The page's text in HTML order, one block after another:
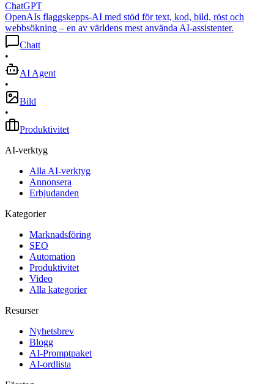
ChatGPT
OpenAIs flaggskepps-AI med stöd för text, kod, bild, röst och
webbsökning – en av världens mest använda AI-assistenter.
Chatt
•
AI Agent
•
Bild
•
Produktivitet
AI-verktyg
Alla AI-verktyg
Annonsera
Erbjudanden
Kategorier
Marknadsföring
SEO
Automation
Produktivitet
Video
Alla kategorier
Resurser
Nyhetsbrev
Blogg
AI-Promptpaket
AI-ordlista